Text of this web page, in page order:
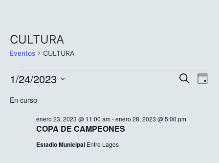
CULTURA
Eventos CULTURA
BuscarDía
1/24/2023
la
fecha.
En curso
COPA DE CAMPEONES
enero 23, 2023 @ 11:00 am -enero 28, 2023 @ 5:00 pm
Estadio Municipal Entre Lagos